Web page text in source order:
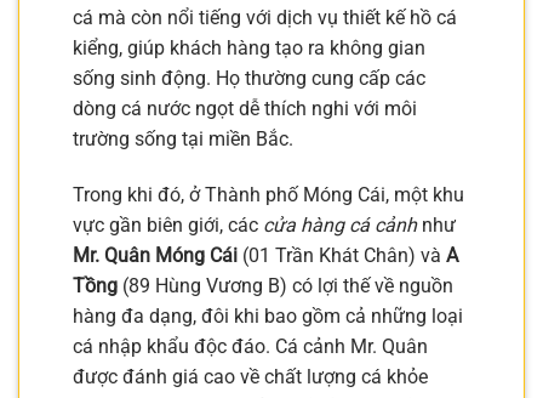
cá mà còn nổi tiếng với dịch vụ thiết kế hồ cá
kiểng, giúp khách hàng tạo ra không gian
sống sinh động. Họ thường cung cấp các
dòng cá nước ngọt dễ thích nghi với môi
trường sống tại miền Bắc.
Trong khi đó, ở Thành phố Móng Cái, một khu
vực gần biên giới, các cửa hàng cá cảnhnhư
Mr. Quân Móng Cái (01 Trần Khát Chân) và A
Tồng (89 Hùng Vương B) có lợi thế về nguồn
hàng đa dạng, đôi khi bao gồm cả những loại
cá nhập khẩu độc đáo. Cá cảnh Mr. Quân
được đánh giá cao về chất lượng cá khỏe